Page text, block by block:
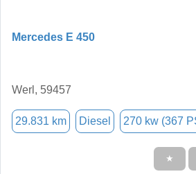
Mercedes E 450
Werl, 59457
29.831 km Diesel 270 kw (367
★